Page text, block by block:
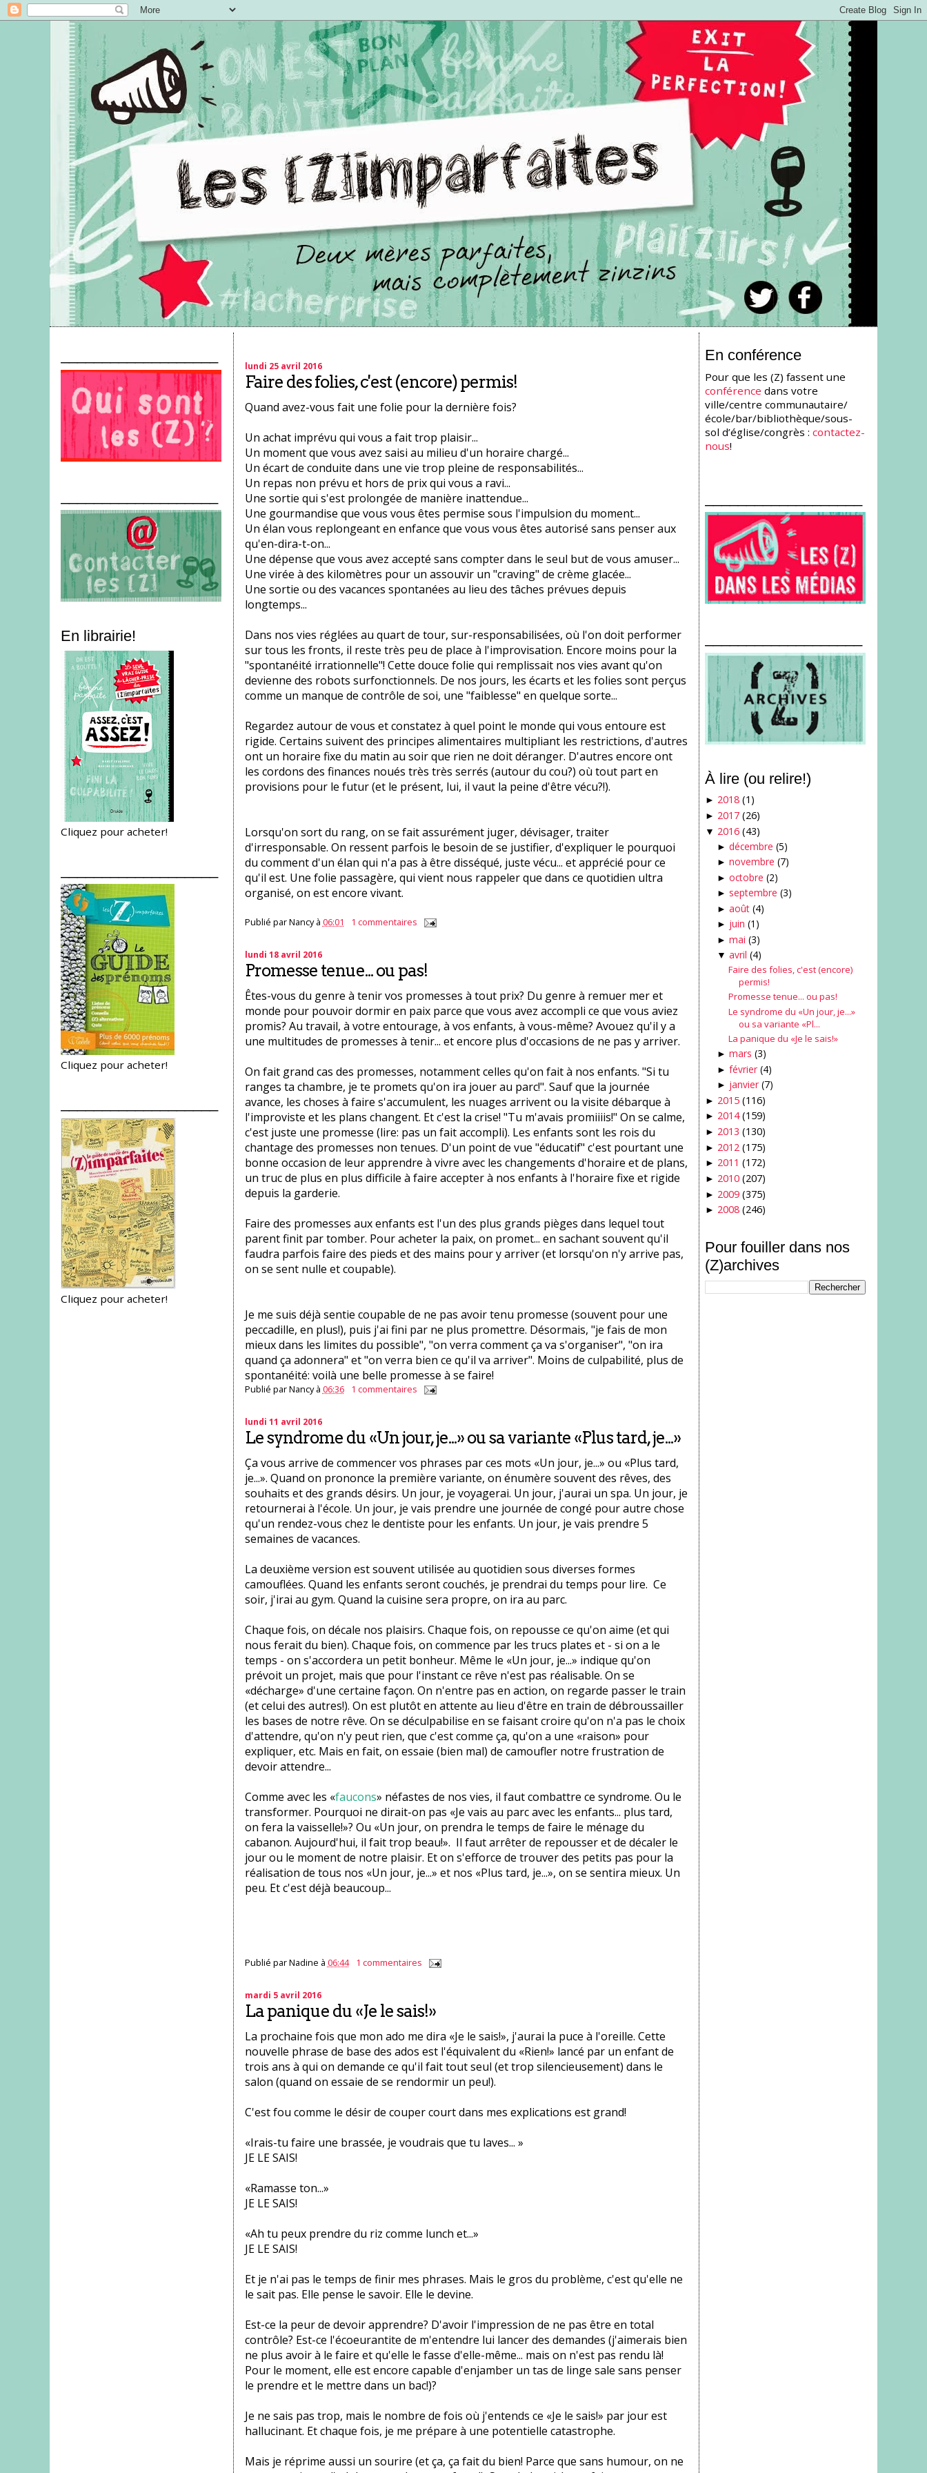
En librairie!
Cliquez pour acheter!
Cliquez pour acheter!
Cliquez pour acheter!
lundi 25 avril 2016
Faire des folies, c'est (encore) permis!
Quand avez-vous fait une folie pour la dernière fois?
Un achat imprévu qui vous a fait trop plaisir...
Un moment que vous avez saisi au milieu d'un horaire chargé...
Un écart de conduite dans une vie trop pleine de responsabilités...
Un repas non prévu et hors de prix qui vous a ravi...
Une sortie qui s'est prolongée de manière inattendue...
Une gourmandise que vous vous êtes permise sous l'impulsion du moment...
Un élan vous replongeant en enfance que vous vous êtes autorisé sans penser aux
qu'en-dira-t-on...
Une dépense que vous avez accepté sans compter dans le seul but de vous amuser...
Une virée à des kilomètres pour un assouvir un "craving" de crème glacée...
Une sortie ou des vacances spontanées au lieu des tâches prévues depuis
longtemps...
Dans nos vies réglées au quart de tour, sur-responsabilisées, où l'on doit performer
sur tous les fronts, il reste très peu de place à l'improvisation. Encore moins pour la
"spontanéité irrationnelle"! Cette douce folie qui remplissait nos vies avant qu'on
devienne des robots surfonctionnels. De nos jours, les écarts et les folies sont perçus
comme un manque de contrôle de soi, une "faiblesse" en quelque sorte...
Regardez autour de vous et constatez à quel point le monde qui vous entoure est
rigide. Certains suivent des principes alimentaires multipliant les restrictions, d'autres
ont un horaire fixe du matin au soir que rien ne doit déranger. D'autres encore ont
les cordons des finances noués très très serrés (autour du cou?) où tout part en
provisions pour le futur (et le présent, lui, il vaut la peine d'être vécu?!).
Lorsqu'on sort du rang, on se fait assurément juger, dévisager, traiter
d'irresponsable. On ressent parfois le besoin de se justifier, d'expliquer le pourquoi
du comment d'un élan qui n'a pas à être disséqué, juste vécu... et apprécié pour ce
qu'il est. Une folie passagère, qui vient nous rappeler que dans ce quotidien ultra
organisé, on est encore vivant.
Publié parNancy à 06:01 1 commentaires
lundi 18 avril 2016
Promesse tenue... ou pas!
Êtes-vous du genre à tenir vos promesses à tout prix? Du genre à remuer mer et
monde pour pouvoir dormir en paix parce que vous avez accompli ce que vous aviez
promis? Au travail, à votre entourage, à vos enfants, à vous-même? Avouez qu'il y a
une multitudes de promesses à tenir... et encore plus d'occasions de ne pas y arriver.
On fait grand cas des promesses, notamment celles qu'on fait à nos enfants. "Si tu
ranges ta chambre, je te promets qu'on ira jouer au parc!". Sauf que la journée
avance, les choses à faire s'accumulent, les nuages arrivent ou la visite débarque à
l'improviste et les plans changent. Et c'est la crise! "Tu m'avais promiiiis!" On se calme,
c'est juste une promesse (lire: pas un fait accompli). Les enfants sont les rois du
chantage des promesses non tenues. D'un point de vue "éducatif" c'est pourtant une
bonne occasion de leur apprendre à vivre avec les changements d'horaire et de plans,
un truc de plus en plus difficile à faire accepter à nos enfants à l'horaire fixe et rigide
depuis la garderie.
Faire des promesses aux enfants est l'un des plus grands pièges dans lequel tout
parent finit par tomber. Pour acheter la paix, on promet... en sachant souvent qu'il
faudra parfois faire des pieds et des mains pour y arriver (et lorsqu'on n'y arrive pas,
on se sent nulle et coupable).
Je me suis déjà sentie coupable de ne pas avoir tenu promesse (souvent pour une
peccadille, en plus!), puis j'ai fini par ne plus promettre. Désormais, "je fais de mon
mieux dans les limites du possible", "on verra comment ça va s'organiser", "on ira
quand ça adonnera" et "on verra bien ce qu'il va arriver". Moins de culpabilité, plus de
spontanéité: voilà une belle promesse à se faire!
Publié parNancy à 06:36 1 commentaires
lundi 11 avril 2016
Le syndrome du «Un jour, je...» ou sa variante «Plus tard, je...»
Ça vous arrive de commencer vos phrases par ces mots «Un jour, je...» ou «Plus tard,
je...». Quand on prononce la première variante, on énumère souvent des rêves, des
souhaits et des grands désirs. Un jour, je voyagerai. Un jour, j'aurai un spa. Un jour, je
retournerai à l'école. Un jour, je vais prendre une journée de congé pour autre chose
qu'un rendez-vous chez le dentiste pour les enfants. Un jour, je vais prendre 5
semaines de vacances.
La deuxième version est souvent utilisée au quotidien sous diverses formes
camouflées. Quand les enfants seront couchés, je prendrai du temps pour lire. Ce
soir, j'irai au gym. Quand la cuisine sera propre, on ira au parc.
Chaque fois, on décale nos plaisirs. Chaque fois, on repousse ce qu'on aime (et qui
nous ferait du bien). Chaque fois, on commence par les trucs plates et - si on a le
temps - on s'accordera un petit bonheur. Même le «Un jour, je...» indique qu'on
prévoit un projet, mais que pour l'instant ce rêve n'est pas réalisable. On se
«décharge» d'une certaine façon. On n'entre pas en action, on regarde passer le train
(et celui des autres!). On est plutôt en attente au lieu d'être en train de débroussailler
les bases de notre rêve. On se déculpabilise en se faisant croire qu'on n'a pas le choix
d'attendre, qu'on n'y peut rien, que c'est comme ça, qu'on a une «raison» pour
expliquer, etc. Mais en fait, on essaie (bien mal) de camoufler notre frustration de
devoir attendre...
Comme avec les «faucons» néfastes de nos vies, il faut combattre ce syndrome. Ou le
transformer. Pourquoi ne dirait-on pas «Je vais au parc avec les enfants... plus tard,
on fera la vaisselle!»? Ou «Un jour, on prendra le temps de faire le ménage du
cabanon. Aujourd'hui, il fait trop beau!». Il faut arrêter de repousser et de décaler le
jour ou le moment de notre plaisir. Et on s'efforce de trouver des petits pas pour la
réalisation de tous nos «Un jour, je...» et nos «Plus tard, je...», on se sentira mieux. Un
peu. Et c'est déjà beaucoup...
Publié parNadine à 06:44 1 commentaires
mardi 5 avril 2016
La panique du «Je le sais!»
La prochaine fois que mon ado me dira «Je le sais!», j'aurai la puce à l'oreille. Cette
nouvelle phrase de base des ados est l'équivalent du «Rien!» lancé par un enfant de
trois ans à qui on demande ce qu'il fait tout seul (et trop silencieusement) dans le
salon (quand on essaie de se rendormir un peu!).
C'est fou comme le désir de couper court dans mes explications est grand!
«Irais-tu faire une brassée, je voudrais que tu laves... »
JE LE SAIS!
«Ramasse ton...»
JE LE SAIS!
«Ah tu peux prendre du riz comme lunch et...»
JE LE SAIS!
Et je n'ai pas le temps de finir mes phrases. Mais le gros du problème, c'est qu'elle ne
le sait pas. Elle pense le savoir. Elle le devine.
Est-ce la peur de devoir apprendre? D'avoir l'impression de ne pas être en total
contrôle? Est-ce l'écoeurantite de m'entendre lui lancer des demandes (j'aimerais bien
ne plus avoir à le faire et qu'elle le fasse d'elle-même... mais on n'est pas rendu là!
Pour le moment, elle est encore capable d'enjamber un tas de linge sale sans penser
le prendre et le mettre dans un bac!)?
Je ne sais pas trop, mais le nombre de fois où j'entends ce «Je le sais!» par jour est
hallucinant. Et chaque fois, je me prépare à une potentielle catastrophe.
Mais je réprime aussi un sourire (et ça, ça fait du bien! Parce que sans humour, on ne
En conférence
Pour que les (Z) fassent une
conférence dans votre
ville/centre communautaire/
école/bar/bibliothèque/sous-
sol d’église/congrès :contactez-
nous!
À lire (ou relire!)
► 2018 (1)
► 2017 (26)
▼ 2016 (43)
► décembre (5)
► novembre (7)
► octobre (2)
► septembre (3)
► août (4)
► juin (1)
► mai (3)
▼ avril (4)
Faire des folies, c'est (encore)
permis!
Promesse tenue... ou pas!
Le syndrome du «Un jour, je...»
ou sa variante «Pl...
La panique du «Je le sais!»
► mars (3)
► février (4)
► janvier (7)
► 2015 (116)
► 2014 (159)
► 2013 (130)
► 2012 (175)
► 2011 (172)
► 2010 (207)
► 2009 (375)
► 2008 (246)
Pour fouiller dans nos
(Z)archives